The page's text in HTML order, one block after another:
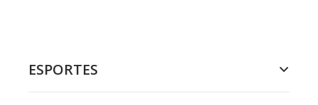
ESPORTES